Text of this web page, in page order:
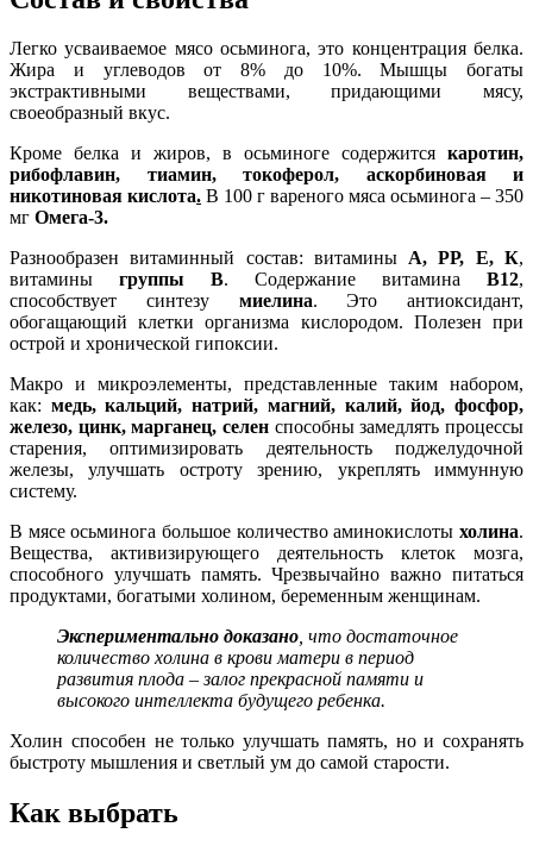
Легко усваиваемое мясо осьминога, это концентрация белка.
Жира и углеводов от 8% до 10%. Мышцы богаты
экстрактивными веществами, придающими мясу,
своеобразный вкус.
Кроме белка и жиров, в осьминоге содержится каротин,
рибофлавин, тиамин, токоферол, аскорбиновая и
никотиновая кислота. В 100 г вареного мяса осьминога – 350
мг Омега-3.
Разнообразен витаминный состав: витаминыА, РР, Е, К,
витамины группы В. Содержание витамина В12,
способствует синтезу миелина. Это антиоксидант,
обогащающий клетки организма кислородом. Полезен при
острой и хронической гипоксии.
Макро и микроэлементы, представленные таким набором,
как: медь, кальций, натрий, магний, калий, йод, фосфор,
железо, цинк, марганец, селен способны замедлять процессы
старения, оптимизировать деятельность поджелудочной
железы, улучшать остроту зрению, укреплять иммунную
систему.
В мясе осьминога большое количество аминокислоты холина.
Вещества, активизирующего деятельность клеток мозга,
способного улучшать память. Чрезвычайно важно питаться
продуктами, богатыми холином, беременным женщинам.
Экспериментально доказано, что достаточное
количество холина в крови матери в период
развития плода – залог прекрасной памяти и
высокого интеллекта будущего ребенка.
Холин способен не только улучшать память, но и сохранять
быстроту мышления и светлый ум до самой старости.
Как выбрать